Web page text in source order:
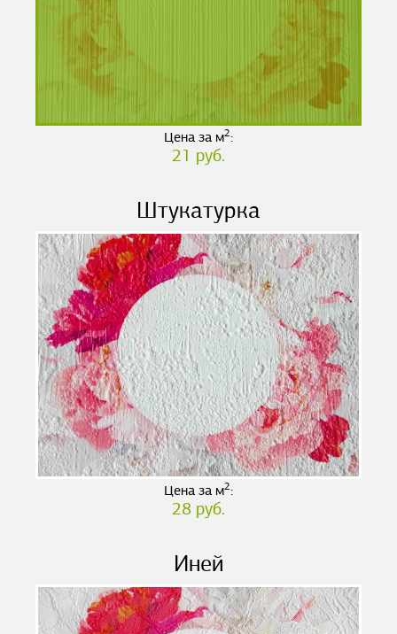
Цена за м2:
21 руб.
Штукатурка
Цена за м2:
28 руб.
Иней